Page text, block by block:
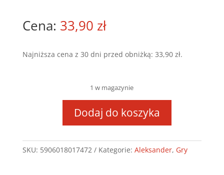
33,90 zł
Najniższa cena z 30 dni przed obniżką: 33,90 zł.
1 w magazynie
Granie
w
nawlekanie
Dodaj do koszyka
SKU: 5906018017472 Kategorie: Aleksander, Gry